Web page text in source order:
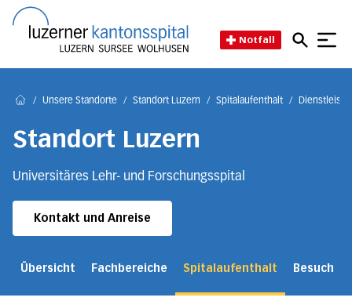
Notfall
/ Unsere Standorte / Standort Luzern / Spitalaufenthalt /
Standort Luzern
Universitäres Lehr- und Forschungsspital
Kontakt und Anreise
Übersicht Fachbereiche Spitalaufenthalt Besuch